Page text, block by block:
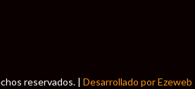
reservados. | Desarrollado por Ezeweb